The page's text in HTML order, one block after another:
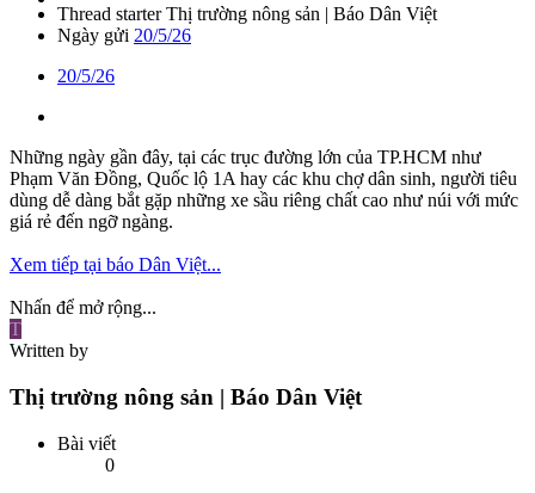
Thread starter Thị trường nông sản | Báo Dân Việt
Ngày gửi 20/5/26
20/5/26
Những ngày gần đây, tại các trục đường lớn của TP.HCM như
Phạm Văn Đồng, Quốc lộ 1A hay các khu chợ dân sinh, người tiêu
dùng dễ dàng bắt gặp những xe sầu riêng chất cao như núi với mức
giá rẻ đến ngỡ ngàng.
Xem tiếp tại báo Dân Việt...
Nhấn để mở rộng...
T
Written by
Thị trường nông sản | Báo Dân Việt
Bài viết
0